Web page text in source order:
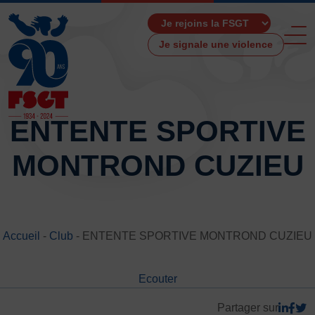
Je signale une violence
ACCUEIL
Les Boutiques F.S.G.T
ENTENTE SPORTIVE
MONTROND CUZIEU
Accueil - Club - ENTENTE SPORTIVE MONTROND CUZIEU
Ecouter
Partager sur